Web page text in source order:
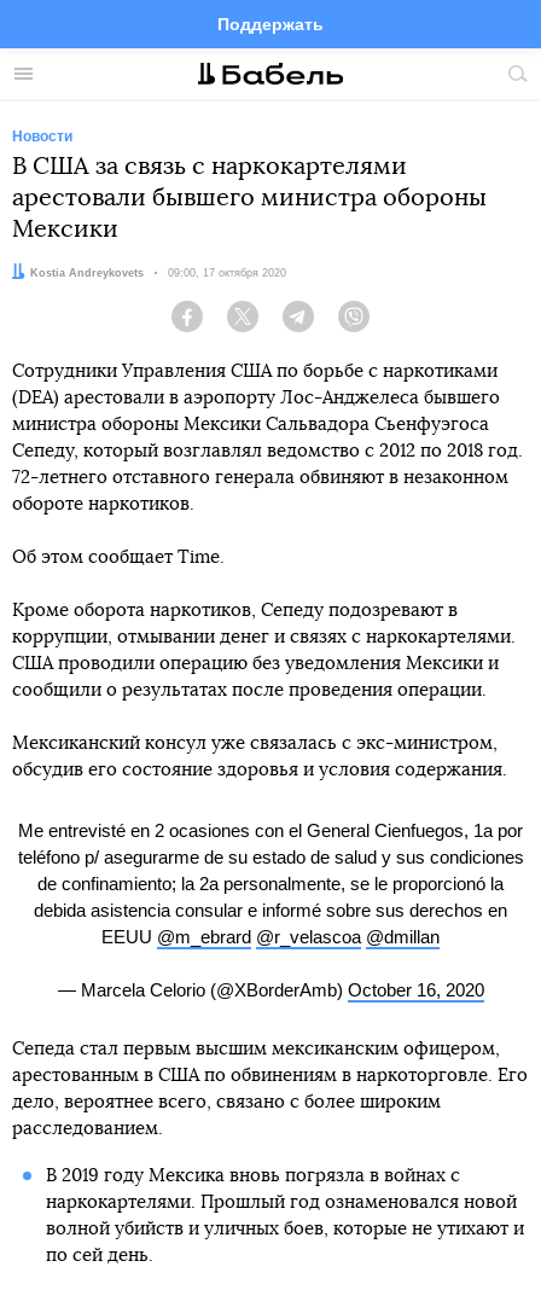
Меню
Поддержать
FacebookTelegramTwitter
Новости
В США за связь с наркокартелями
арестовали бывшего министра обороны
Мексики
Автор:Kostia Andreykovets Дата:
09:00, 17 октября 2020
Facebook Twitter Telegram
Сотрудники Управления США по борьбе с наркотиками
(DEA) арестовали в аэропорту Лос-Анджелеса бывшего
министра обороны Мексики Сальвадора Сьенфуэгоса
Сепеду, который возглавлял ведомство с 2012 по 2018 год.
72-летнего отставного генерала обвиняют в незаконном
обороте наркотиков.
Об этом сообщает Time.
Кроме оборота наркотиков, Сепеду подозревают в
коррупции, отмывании денег и связях с наркокартелями.
США проводили операцию без уведомления Мексики и
сообщили о результатах после проведения операции.
Мексиканский консул уже связалась с экс-министром,
обсудив его состояние здоровья и условия содержания.
Me entrevisté en 2 ocasiones con el General Cienfuegos, 1a por
teléfono p/ asegurarme de su estado de salud y sus condiciones
de confinamiento; la 2a personalmente, se le proporcionó la
debida asistencia consular e informé sobre sus derechos en
EEUU @m_ebrard @r_velascoa @dmillan
— Marcela Celorio (@XBorderAmb) October 16, 2020
Сепеда стал первым высшим мексиканским офицером,
арестованным в США по обвинениям в наркоторговле. Его
дело, вероятнее всего, связано с более широким
расследованием.
В 2019 году Мексика вновь погрязла в войнах с
наркокартелями. Прошлый год ознаменовался новой
волной убийств и уличных боев, которые не утихают и
по сей день.